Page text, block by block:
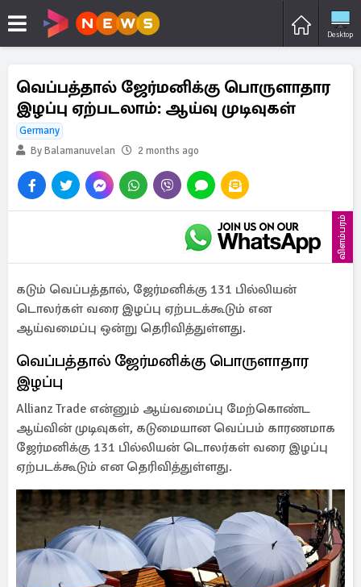
Desktop
வெப்பத்தால் ஜேர்மனிக்கு பொருளாதார
இழப்பு ஏற்படலாம்: ஆய்வு முடிவுகள்
Germany
By Balamanuvelan
2 months ago
விளம்பரம்
கடும் வெப்பத்தால், ஜேர்மனிக்கு 131 பில்லியன்
டொலர்கள் வரை இழப்பு ஏற்படக்கூடும் என
ஆய்வமைப்பு ஒன்று தெரிவித்துள்ளது.
வெப்பத்தால் ஜேர்மனிக்கு பொருளாதார
இழப்பு
Allianz Trade என்னும் ஆய்வமைப்பு மேற்கொண்ட
ஆய்வின் முடிவுகள், கடுமையான வெப்பம் காரணமாக
ஜேர்மனிக்கு 131 பில்லியன் டொலர்கள் வரை இழப்பு
ஏற்படக்கூடும் என தெரிவித்துள்ளது.